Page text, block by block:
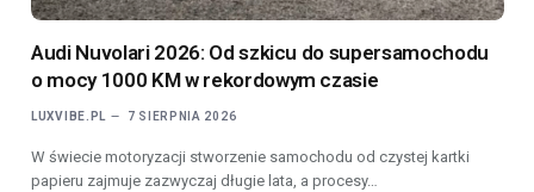
Audi Nuvolari 2026: Od szkicu do supersamochodu
o mocy 1000 KM w rekordowym czasie
LUXVIBE.PL 7 SIERPNIA 2026
W świecie motoryzacji stworzenie samochodu od czystej kartki
papieru zajmuje zazwyczaj długie lata, a procesy…